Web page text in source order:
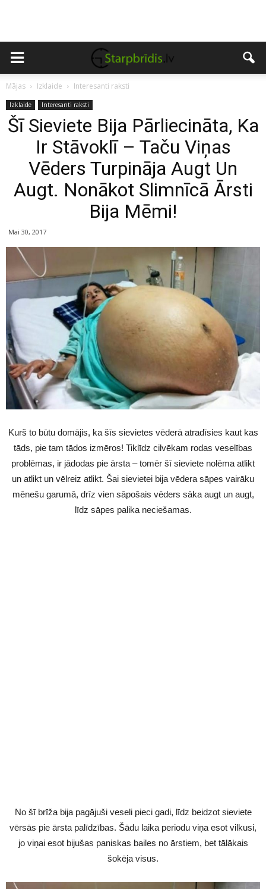
Mājas Izklaide Interesanti raksti
Izklaide Interesanti raksti
Šī Sieviete Bija Pārliecināta, Ka
Ir Stāvoklī – Taču Viņas
Vēders Turpināja Augt Un
Augt. Nonākot Slimnīcā Ārsti
Bija Mēmi!
Mai 30, 2017
Kurš to būtu domājis, ka šīs sievietes vēderā atradīsies kaut kas
tāds, pie tam tādos izmēros! Tiklīdz cilvēkam rodas veselības
problēmas, ir jādodas pie ārsta – tomēr šī sieviete nolēma atlikt
un atlikt un vēlreiz atlikt. Šai sievietei bija vēdera sāpes vairāku
mēnešu garumā, drīz vien sāpošais vēders sāka augt un augt,
līdz sāpes palika neciešamas.
No šī brīža bija pagājuši veseli pieci gadi, līdz beidzot sieviete
vērsās pie ārsta palīdzības. Šādu laika periodu viņa esot vilkusi,
jo viņai esot bijušas paniskas bailes no ārstiem, bet tālākais
šokēja visus.